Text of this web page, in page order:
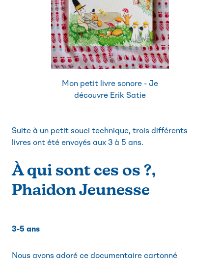
Mon petit livre sonore - Je
découvre Erik Satie
Suite à un petit souci technique, trois différents
livres ont été envoyés aux 3 à 5 ans.
À qui sont ces os ?,
Phaidon Jeunesse
3-5 ans
Nous avons adoré ce documentaire cartonné